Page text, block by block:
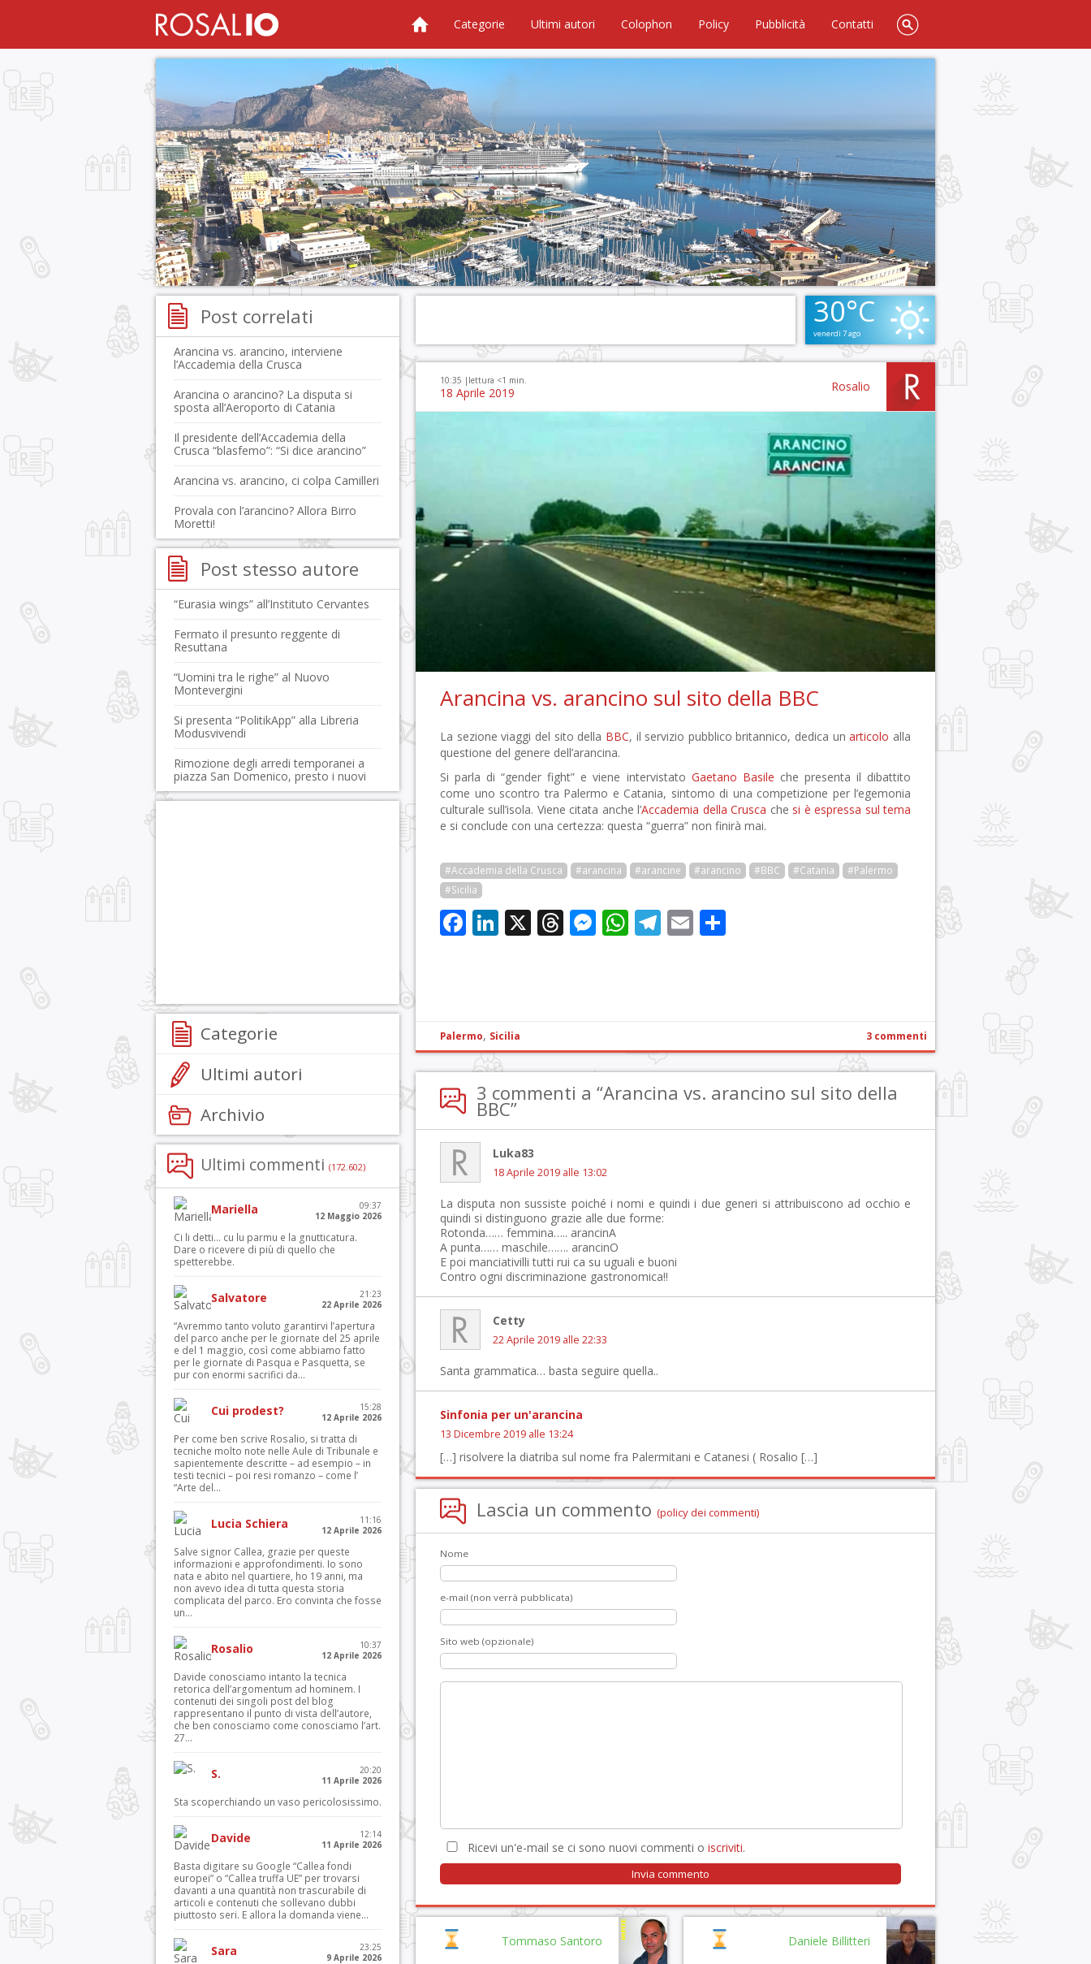
Categorie Ultimi autori Colophon Policy Pubblicità Contatti
30°C
venerdì 7 ago
10:35 | lettura <1 min.
18 Aprile 2019 Rosalio
Arancina vs. arancino sul sito della BBC
La sezione viaggi del sito della BBC, il servizio pubblico britannico, dedica unarticolo alla
questione del genere dell’arancina.
Si parla di “gender fight” e viene intervistato Gaetano Basile che presenta il dibattito
come uno scontro tra Palermo e Catania, sintomo di una competizione per l’egemonia
culturale sull’isola. Viene citata anche l’Accademia della Crusca che si è espressa sul tema
e si conclude con una certezza: questa “guerra” non finirà mai.
#Accademia della Crusca #arancina #arancine #arancino #BBC #Catania
#Palermo
#Sicilia
Facebook
LinkedIn
X Threads
Messenger
WhatsApp
Telegram
Email
Palermo, Sicilia 3 commenti
3 commenti a “Arancina vs. arancino sul sito della
BBC”
Luka83
18 Aprile 2019 alle 13:02
La disputa non sussiste poiché i nomi e quindi i due generi si attribuiscono ad occhio e
quindi si distinguono grazie alle due forme:
Rotonda…… femmina….. arancinA
A punta…… maschile……. arancinO
E poi manciativilli tutti rui ca su uguali e buoni
Contro ogni discriminazione gastronomica!!
Cetty
22 Aprile 2019 alle 22:33
Santa grammatica… basta seguire quella..
Sinfonia per un'arancina
13 Dicembre 2019 alle 13:24
[…] risolvere la diatriba sul nome fra Palermitani e Catanesi ( Rosalio […]
Lascia un commento (policy dei commenti)
Nome
e-mail (non verrà pubblicata)
Sito web (opzionale)
Ricevi un'e-mail se ci sono nuovi commenti o iscriviti.
Daniele Billitteri
Tommaso Santoro
Post correlati
Arancina vs. arancino, interviene
l’Accademia della Crusca
Arancina o arancino? La disputa si
sposta all’Aeroporto di Catania
Il presidente dell’Accademia della
Crusca “blasfemo”: “Si dice arancino”
Arancina vs. arancino, ci colpa Camilleri
Provala con l’arancino? Allora Birro
Moretti!
Post stesso autore
“Eurasia wings” all’Instituto Cervantes
Fermato il presunto reggente di
Resuttana
“Uomini tra le righe” al Nuovo
Montevergini
Si presenta “PolitikApp” alla Libreria
Modusvivendi
Rimozione degli arredi temporanei a
piazza San Domenico, presto i nuovi
Categorie
Ultimi autori
Archivio
Ultimi commenti (172.602)
Mariella
09:37
12 Maggio 2026
Ci li detti… cu lu parmu e la gnutticatura.
Dare o ricevere di più di quello che
spetterebbe.
Salvatore
21:23
22 Aprile 2026
“Avremmo tanto voluto garantirvi l’apertura
del parco anche per le giornate del 25 aprile
e del 1 maggio, così come abbiamo fatto
per le giornate di Pasqua e Pasquetta, se
pur con enormi sacrifici da...
Cui prodest?
15:28
12 Aprile 2026
Per come ben scrive Rosalio, si tratta di
tecniche molto note nelle Aule di Tribunale e
sapientemente descritte – ad esempio – in
testi tecnici – poi resi romanzo – come l’
“Arte del...
Lucia Schiera
11:16
12 Aprile 2026
Salve signor Callea, grazie per queste
informazioni e approfondimenti. Io sono
nata e abito nel quartiere, ho 19 anni, ma
non avevo idea di tutta questa storia
complicata del parco. Ero convinta che fosse
un...
Rosalio
10:37
12 Aprile 2026
Davide conosciamo intanto la tecnica
retorica dell’argomentum ad hominem. I
contenuti dei singoli post del blog
rappresentano il punto di vista dell’autore,
che ben conosciamo come conosciamo l’art.
27...
S.
20:20
11 Aprile 2026
Sta scoperchiando un vaso pericolosissimo.
Davide
12:14
11 Aprile 2026
Basta digitare su Google “Callea fondi
europei” o “Callea truffa UE” per trovarsi
davanti a una quantità non trascurabile di
articoli e contenuti che sollevano dubbi
piuttosto seri. E allora la domanda viene...
Sara
23:25
9 Aprile 2026